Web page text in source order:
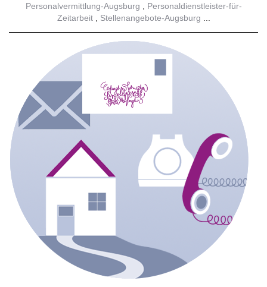
Personalvermittlung-Augsburg
Personaldienstleister-für-
Zeitarbeit
Stellenangebote-Augsburg